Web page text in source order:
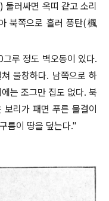
)둘러싸면 옥띠 같고 소리
북쪽으로 흘러 풍탄(楓
그루 정도 벽오동이 있다.
울창하다. 남쪽으로 하
는 조그만 집도 없다. 북
리가 패면 푸른 물결이
름이 땅을 덮는다."